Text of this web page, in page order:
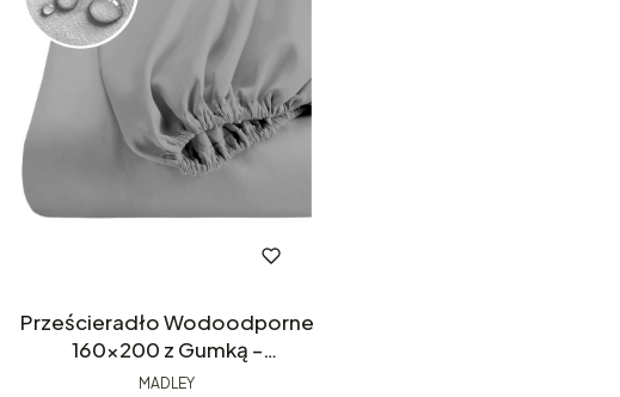
Prześcieradło Wodoodporne
160x200 z Gumką –
Nieprzemakalne, Szare
MADLEY